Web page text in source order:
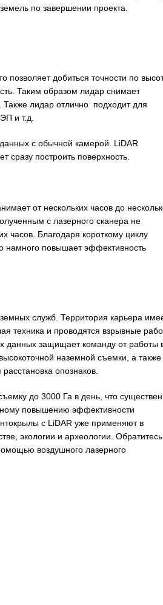
по завершении проекта.
добиться точности по
Таким образом лидар снимает
Также лидар отлично подходит для
и т.д.
с обычной камерой. LiDAR
сразу построить поверхность.
от нескольких часов до
с лазерного сканера не
часов. Благодаря короткому циклу
намного повышает эффективность
служб. Территория карьера
техника и проводятся взрывные
данных защищает команду от работы
наземной съемки, а также
опознаков.
до 3000 Га в день, что
повышению эффективности
с LiDAR уже применяют в
экологии и археологии.
воздушного лазерного